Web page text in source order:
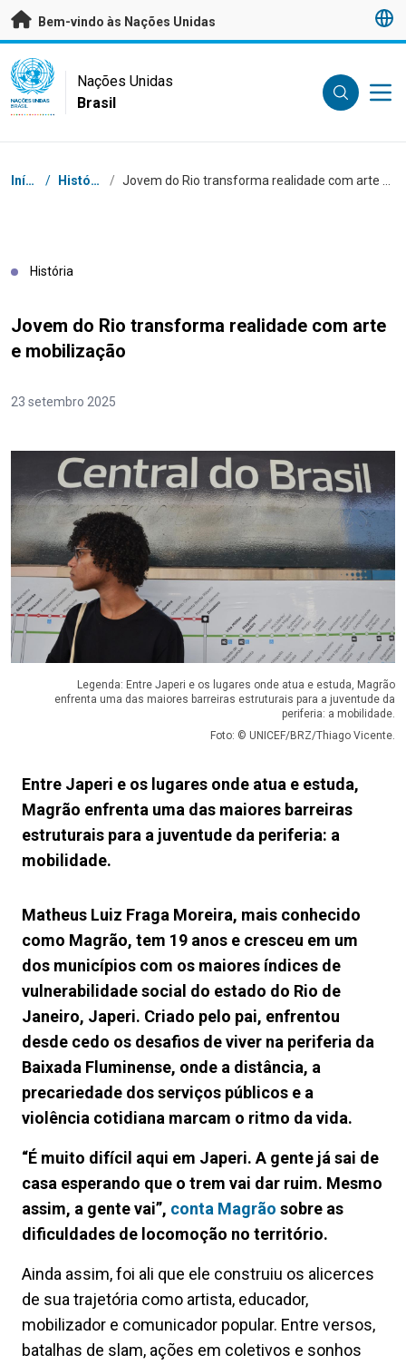
Saltar para conteúdo principal
Bem-vindo às Nações Unidas
UN Logo
NAÇÕES UNIDAS
BRASIL
Nações Unidas
Brasil
Navegação
Início / Histórias /
História
Jovem do Rio transforma realidade com arte
e mobilização
23 setembro 2025
Legenda: Entre Japeri e os lugares onde atua e estuda, Magrão
enfrenta uma das maiores barreiras estruturais para a juventude da
periferia: a mobilidade.
Foto: © UNICEF/BRZ/Thiago Vicente.
Entre Japeri e os lugares onde atua e estuda,
Magrão enfrenta uma das maiores barreiras
estruturais para a juventude da periferia: a
mobilidade.
Matheus Luiz Fraga Moreira, mais conhecido
como Magrão, tem 19 anos e cresceu em um
dos municípios com os maiores índices de
vulnerabilidade social do estado do Rio de
Janeiro, Japeri. Criado pelo pai, enfrentou
desde cedo os desafios de viver na periferia da
Baixada Fluminense, onde a distância, a
precariedade dos serviços públicos e a
violência cotidiana marcam o ritmo da vida.
“É muito difícil aqui em Japeri. A gente já sai de
casa esperando que o trem vai dar ruim. Mesmo
assim, a gente vai”, conta Magrão sobre as
dificuldades de locomoção no território.
Ainda assim, foi ali que ele construiu os alicerces
de sua trajetória como artista, educador,
mobilizador e comunicador popular. Entre versos,
batalhas de slam, ações em coletivos e sonhos